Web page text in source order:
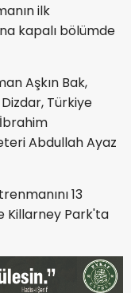
ilk
kapalı bölümde
Aşkın Bak,
Türkiye
Abdullah Ayaz
13
Killarney Park'ta